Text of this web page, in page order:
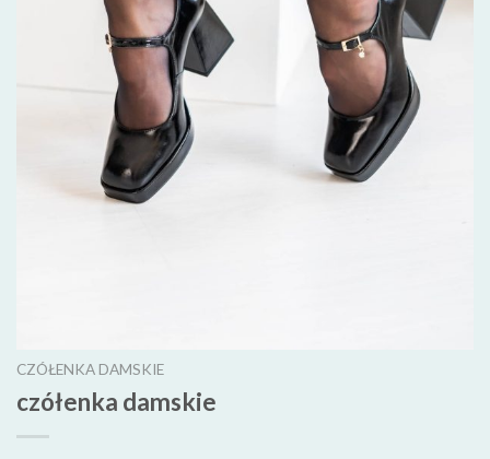
CZÓŁENKA DAMSKIE
czółenka damskie